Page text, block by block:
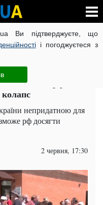
Ви підтверджуєте, що
і погоджуєтеся з
КОРОНАВІРУС В УКРАЇНІ
ЧИТАТЬ НА РУССКОМ
чи зможе рф
непридатною для
рф досягти
2 червня, 17:30